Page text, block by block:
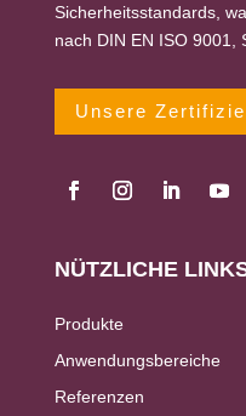
Sicherheitsstandards,
nach DIN EN ISO 9001,
Unsere
NÜTZLICHE
Produkte
Anwendungsbereiche
Referenzen